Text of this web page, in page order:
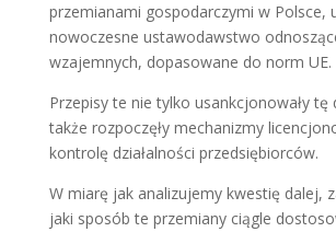
przemianami gospodarczymi w Polsce,
nowoczesne ustawodawstwo
wzajemnych, dopasowane do norm UE.
Przepisy te nie tylko usankcjonowały tę
także rozpoczęły mechanizmy
kontrolę działalności przedsiębiorców.
W miarę jak analizujemy kwestię dalej,
jaki sposób te przemiany ciągle